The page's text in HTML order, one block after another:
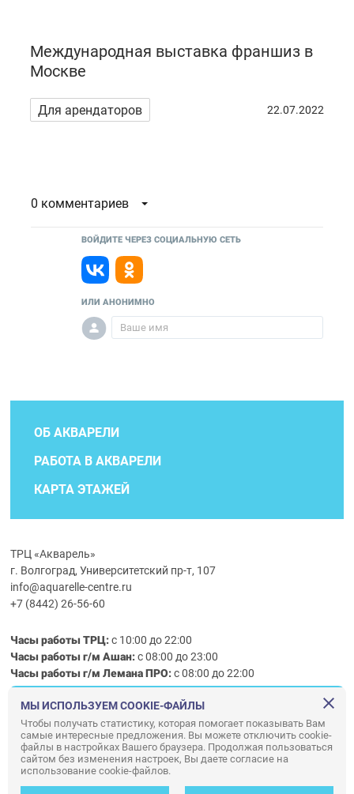
Международная выставка франшиз в
Москве
Для арендаторов 22.07.2022
0 комментариев
ВОЙДИТЕ ЧЕРЕЗ СОЦИАЛЬНУЮ СЕТЬ
ИЛИ АНОНИМНО
ОБ АКВАРЕЛИ
РАБОТА В АКВАРЕЛИ
КАРТА ЭТАЖЕЙ
ТРЦ «Акварель»
г. Волгоград, Университетский пр-т, 107
info@aquarelle-centre.ru
+7 (8442) 26-56-60
Часы работы ТРЦ:с 10:00 до 22:00
Часы работы г/м Ашан:с 08:00 до 23:00
Часы работыг/мЛемана ПРО:с 08:00 до 22:00
Правила посещения ТРЦ «Акварель»
ООО «АКВАРЕЛЬ»
© ООО «Акварель» 2010–2026. All right reserved.
Дизайн концепция сайта —
МЫ ИСПОЛЬЗУЕМ COOKIE-ФАЙЛЫ
Чтобы получать статистику, которая помогает показывать Вам
самые интересные предложения. Вы можете отключить cookie-
файлы в настройках Вашего браузера. Продолжая пользоваться
сайтом без изменения настроек, Вы даете согласие на
использование cookie-файлов.